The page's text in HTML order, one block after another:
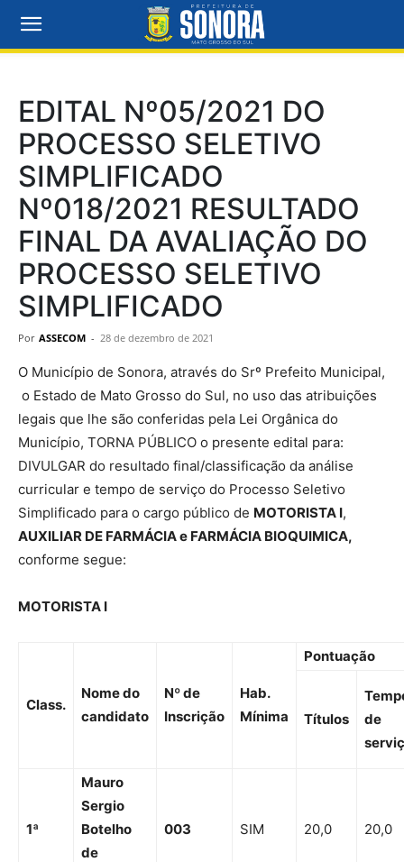
EDITAL Nº05/2021 DO
PROCESSO SELETIVO
SIMPLIFICADO
Nº018/2021 RESULTADO
FINAL DA AVALIAÇÃO DO
PROCESSO SELETIVO
SIMPLIFICADO
Por ASSECOM - 28 de dezembro de 2021
O Município de Sonora, através do Srº Prefeito Municipal,
o Estado de Mato Grosso do Sul, no uso das atribuições
legais que lhe são conferidas pela Lei Orgânica do
Município, TORNA PÚBLICO o presente edital para:
DIVULGAR do resultado final/classificação da análise
curricular e tempo de serviço do Processo Seletivo
Simplificado para o cargo público de MOTORISTA I,
AUXILIAR DE FARMÁCIA e FARMÁCIA BIOQUIMICA,
conforme segue:
MOTORISTA I
Class.
Nome do
candidato
Nº de
Inscrição
Hab.
Mínima
Pontuação
Títulos
de
1ª
Mauro
Sergio
Botelho
de
003 SIM 20,0 20,0